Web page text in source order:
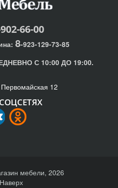
66-00
8-923-129-73-85
С 10:00 ДО 19:00.
Первомайская 12
мебели, 2026
Наверх